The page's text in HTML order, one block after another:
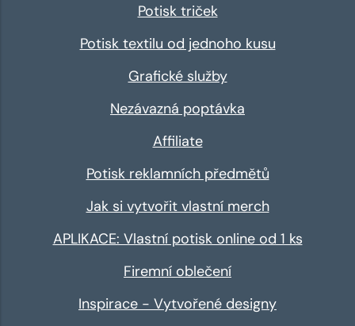
Potisk triček
Potisk textilu od jednoho kusu
Grafické služby
Nezávazná poptávka
Affiliate
Potisk reklamních předmětů
Jak si vytvořit vlastní merch
APLIKACE: Vlastní potisk online od 1 ks
Firemní oblečení
Inspirace - Vytvořené designy